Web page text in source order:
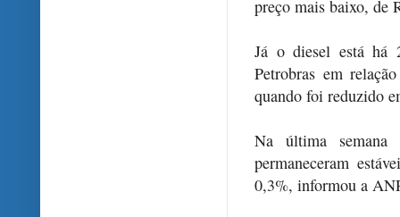
preço mais baixo, de
Já o diesel está há
Petrobras em
quando foi reduzido
Na última
permaneceram
0,3%, informou a